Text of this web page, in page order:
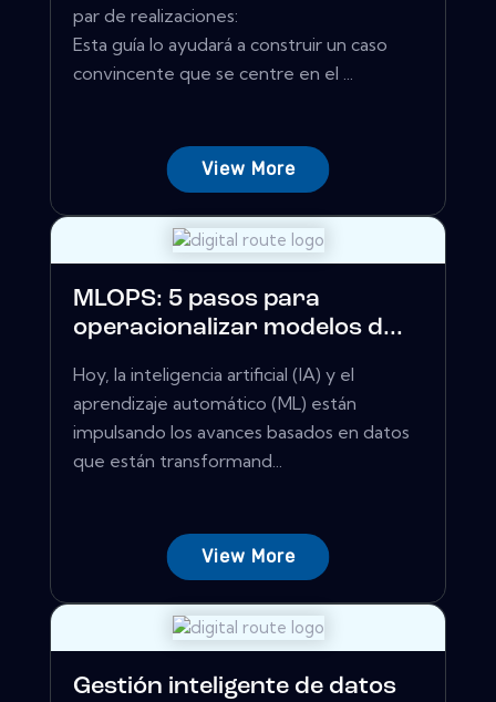
par de realizaciones:
Esta guía lo ayudará a construir un caso
convincente que se centre en el ...
View More
MLOPS: 5 pasos para
operacionalizar modelos d...
Hoy, la inteligencia artificial (IA) y el
aprendizaje automático (ML) están
impulsando los avances basados ​​en datos
que están transformand...
View More
Gestión inteligente de datos